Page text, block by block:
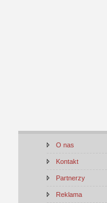
O nas
Kontakt
Partnerzy
Reklama